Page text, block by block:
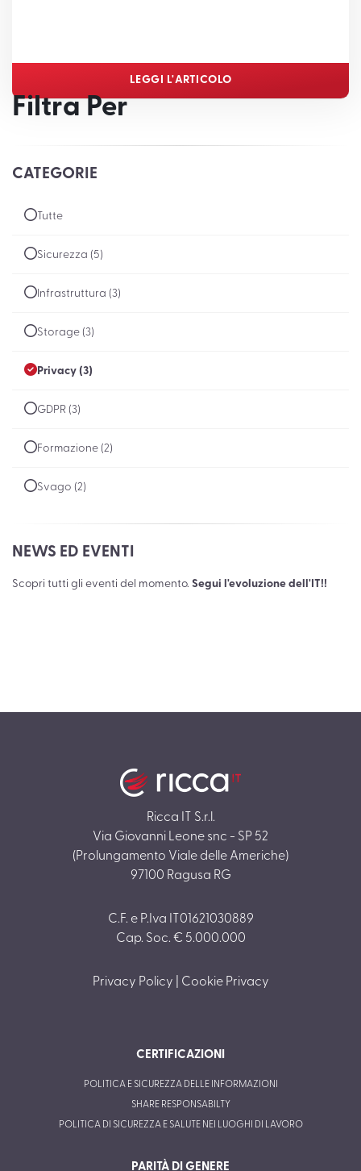
LEGGI L'ARTICOLO
Filtra Per
CATEGORIE
Tutte
Sicurezza (5)
Infrastruttura (3)
Storage (3)
Privacy (3)
GDPR (3)
Formazione (2)
Svago (2)
NEWS ED EVENTI
Scopri tutti gli eventi del momento. Segui l'evoluzione dell'IT!!
Ricca IT S.r.l.
Via Giovanni Leone snc - SP 52
(Prolungamento Viale delle Americhe)
97100 Ragusa RG
C.F. e P.Iva IT01621030889
Cap. Soc. € 5.000.000
Privacy Policy Cookie Privacy
CERTIFICAZIONI
POLITICA E SICUREZZA DELLE INFORMAZIONI
SHARE RESPONSABILTY
POLITICA DI SICUREZZA E SALUTE NEI LUOGHI DI LAVORO
PARITÀ DI GENERE